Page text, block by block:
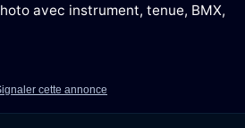
avec instrument, tenue, BMX,
cette annonce